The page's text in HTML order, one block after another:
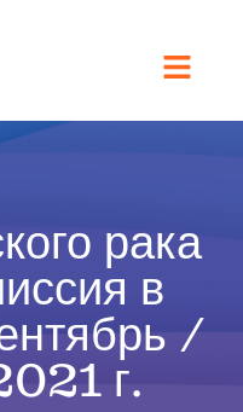
рака
в
/
г.